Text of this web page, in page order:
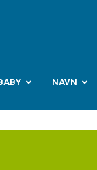
NAVN